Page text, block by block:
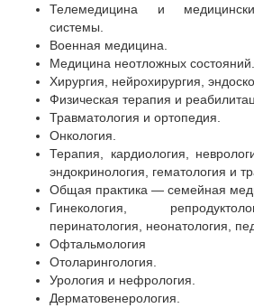
Телемедицина и
системы.
Военная медицина.
Медицина неотложных состояний.
Хирургия, нейрохирургия,
Физическая терапия и
Травматология и ортопедия.
Онкология.
Терапия, кардиология,
эндокринология, гематология и
Общая практика — семейная
Гинекология,
перинатология, неонатология,
Офтальмология
Отоларингология.
Урология и нефрология.
Дерматовенерология.